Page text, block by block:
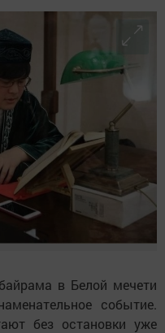
в Белой мечети
событие.
без остановки уже